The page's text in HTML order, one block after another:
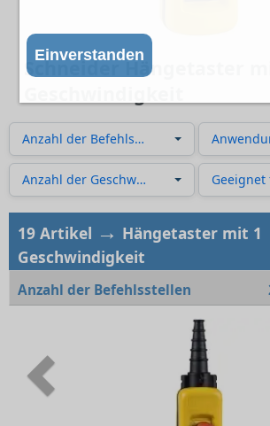
Einverstanden
Schneider Hängetaster
Anzahl der Befehlsstellen
Anzahl der Geschwindigkeiten Geeignet
19 Artikel → Hängetaster mit 1
Geschwindigkeit
Anzahl der Befehlsstellen